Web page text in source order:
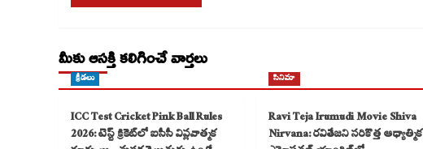
మీకు ఆసక్తి కలిగించే వార్తలు
క్రీడలు
ICC Test Cricket Pink Ball Rules
2026: టెస్ట్ క్రికెట్‌లో ఐసీసీ విప్లవాత్మక
సినిమా
Ravi Teja Irumudi Movie Shiva
Nirvana: రవితేజని సరికొత్త ఆధ్యాత్మిక